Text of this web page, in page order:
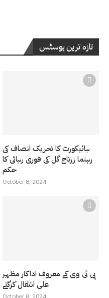
تازہ ترین پوسٹس
ہائیکورٹ کا تحریک انصاف کی
رہنما زرتاج گل کی فوری رہائی کا
حکم
October 8, 2024
پی ٹی وی کے معروف اداکار مظہر
علی انتقال کرگئے